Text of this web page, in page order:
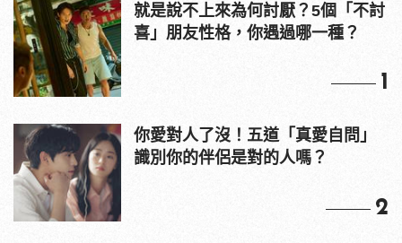
就是說不上來為何討厭？5個「不討
喜」朋友性格，你遇過哪一種？
1
你愛對人了沒！五道「真愛自問」
識別你的伴侶是對的人嗎？
2